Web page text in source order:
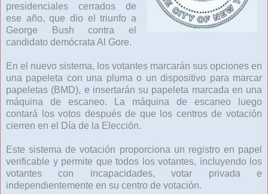
presidenciales cerrados de
ese año, que dio el triunfo a
George Bush contra el
candidato demócrata Al Gore.
En el nuevo sistema, los votantes marcarán sus opciones en
una papeleta con una pluma o un dispositivo para marcar
papeletas (BMD), e insertarán su papeleta marcada en una
máquina de escaneo. La máquina de escaneo luego
contará los votos después de que los centros de votación
cierren en el Día de la Elección.
Este sistema de votación proporciona un registro en papel
verificable y permite que todos los votantes, incluyendo los
votantes con incapacidades, votar privada e
independientemente en su centro de votación.